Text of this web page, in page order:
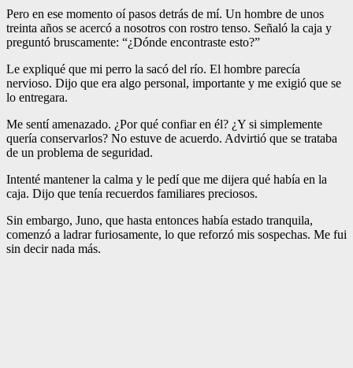
Pero en ese momento oí pasos detrás de mí. Un hombre de unos
treinta años se acercó a nosotros con rostro tenso. Señaló la caja y
preguntó bruscamente: “¿Dónde encontraste esto?”
Le expliqué que mi perro la sacó del río. El hombre parecía
nervioso. Dijo que era algo personal, importante y me exigió que se
lo entregara.
Me sentí amenazado. ¿Por qué confiar en él? ¿Y si simplemente
quería conservarlos? No estuve de acuerdo. Advirtió que se trataba
de un problema de seguridad.
Intenté mantener la calma y le pedí que me dijera qué había en la
caja. Dijo que tenía recuerdos familiares preciosos.
Sin embargo, Juno, que hasta entonces había estado tranquila,
comenzó a ladrar furiosamente, lo que reforzó mis sospechas. Me fui
sin decir nada más.